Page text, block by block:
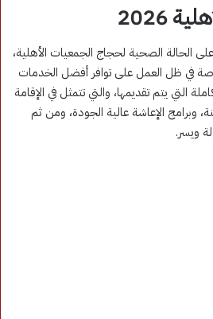
2026
الحالة الصحية لحجاج الجمعيات الأهلية،
في ظل العمل على توافر أفضل الخدمات
التي يتم تقديمها، والتي تتمثل في الإقامة
وبرامج الإعاشة عالية الجودة، ومن ثم
ويسر.